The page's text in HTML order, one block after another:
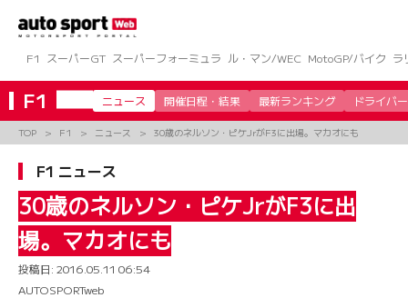
ツ
へ
ス
キ
ッ
F1 スーパーGT スーパーフォーミュラ ル・マン/WEC MotoGP/バイク ラ
F1 ニュース 開催日程・結果 最新ランキング ドライバー
TOP F1 ニュース 30歳のネルソン・ピケJrがF3に出場。マカオにも
F1 ニュース
30歳のネルソン・ピケJrがF3に出
場。マカオにも
投稿日: 2016.05.11 06:54
AUTOSPORTweb